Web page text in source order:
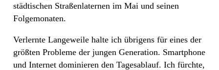
städtischen Straßenlaternen im Mai und seinen
Folgemonaten.
Verlernte Langeweile halte ich übrigens für eines der
größten Probleme der jungen Generation. Smartphone
und Internet dominieren den Tagesablauf. Ich fürchte,